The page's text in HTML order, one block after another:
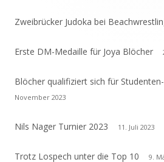
Zweibrücker Judoka bei
Erste DM-Medaille für Joya Blöcher
Blöcher qualifiziert sich für
November 2023
Nils Nager Turnier 2023 11. Juli 2023
Trotz Lospech unter die Top 10 9.